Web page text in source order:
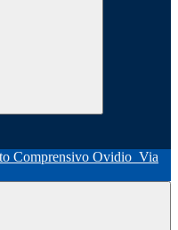
Comprensivo Ovidio Via